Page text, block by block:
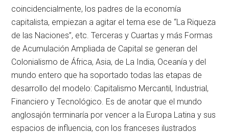
coincidencialmente, los padres de la economía
capitalista, empiezan a agitar el tema ese de “La Riqueza
de las Naciones”, etc. Terceras y Cuartas y más Formas
de Acumulación Ampliada de Capital se generan del
Colonialismo de África, Asia, de La India, Oceanía y del
mundo entero que ha soportado todas las etapas de
desarrollo del modelo: Capitalismo Mercantil, Industrial,
Financiero y Tecnológico. Es de anotar que el mundo
anglosajón terminaría por vencer a la Europa Latina y sus
espacios de influencia, con los franceses ilustrados